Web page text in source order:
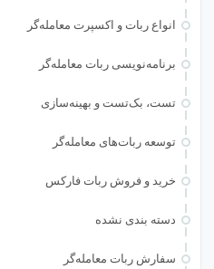
انواع ربات و اکسپرت معامله‌گر
برنامه‌نویسی ربات معامله‌گر
تست، بک‌تست و بهینه‌سازی
توسعه ربات‌های معامله‌گر
خرید و فروش ربات فارکس
دسته بندی نشده
سفارش ربات معامله‌گر